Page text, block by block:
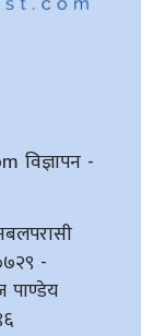
विज्ञापन -
-
पाण्डेय